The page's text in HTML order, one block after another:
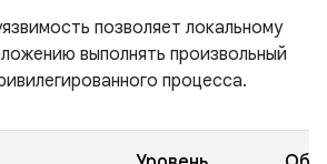
позволяет локальному
выполнять произвольный
процесса.